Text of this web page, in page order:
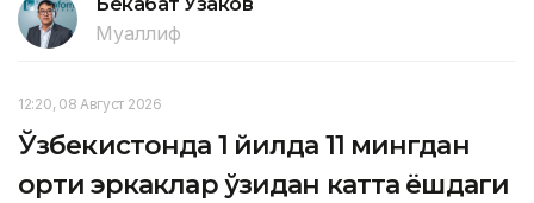
Бекабат Узаков
Муаллиф
12:20, 08 Август 2026
Ўзбекистонда 1 йилда 11 мингдан
ортиқ эркаклар ўзидан катта ёшдаги